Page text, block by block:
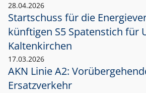
28.04.2026
Startschuss für die
künftigen S5 Spatenstich für
Kaltenkirchen
17.03.2026
AKN Linie A2:
Ersatzverkehr